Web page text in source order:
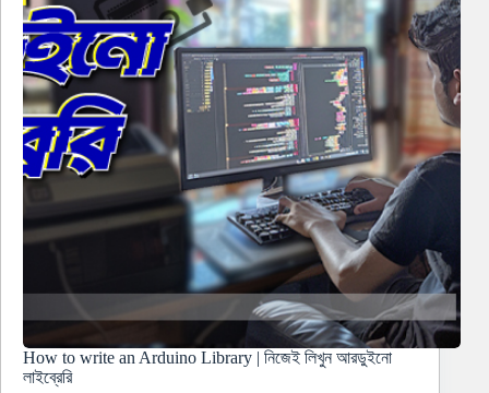
How to write an Arduino Library | নিজেই লিখুন আরডুইনো
লাইব্রেরি